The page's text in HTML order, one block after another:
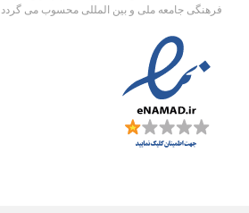
فرهنگی جامعه ملی و بین المللی محسوب می گردد